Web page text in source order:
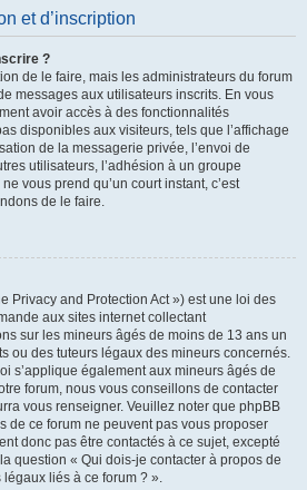
et d’inscription
?
de le faire, mais les administrateurs du forum
messages aux utilisateurs inscrits. En vous
avoir accès à des fonctionnalités
disponibles aux visiteurs, tels que l’affichage
de la messagerie privée, l’envoi de
utilisateurs, l’adhésion à un groupe
vous prend qu’un court instant, c’est
de le faire.
Privacy and Protection Act ») est une loi des
aux sites internet collectant
sur les mineurs âgés de moins de 13 ans un
ou des tuteurs légaux des mineurs concernés.
s’applique également aux mineurs âgés de
forum, nous vous conseillons de contacter
vous renseigner. Veuillez noter que phpBB
de ce forum ne peuvent pas vous proposer
donc pas être contactés à ce sujet, excepté
question « Qui dois-je contacter à propos de
légaux liés à ce forum ? ».